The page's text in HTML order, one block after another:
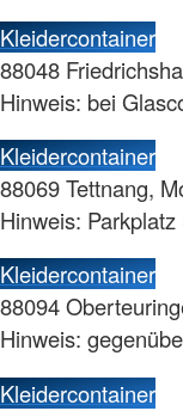
Kleidercontainer
88048
Hinweis: bei
Kleidercontainer
88069 Tettnang,
Hinweis:
Kleidercontainer
88094
Hinweis:
Kleidercontainer